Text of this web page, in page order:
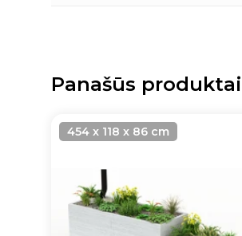
Panašūs produktai
454 x 118 x 86 cm